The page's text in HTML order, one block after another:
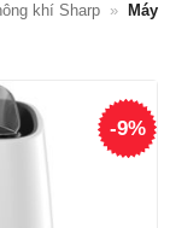
khí Sharp »
Máy
-9%